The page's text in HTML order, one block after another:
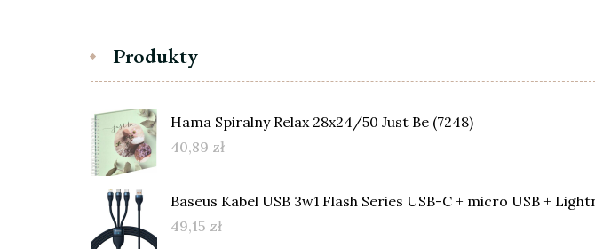
Produkty
Hama Spiralny Relax 28x24/50 Just Be (7248)
40,89 zł
Baseus Kabel USB 3w1 Flash Series USB-C + micro USB +
49,15 zł